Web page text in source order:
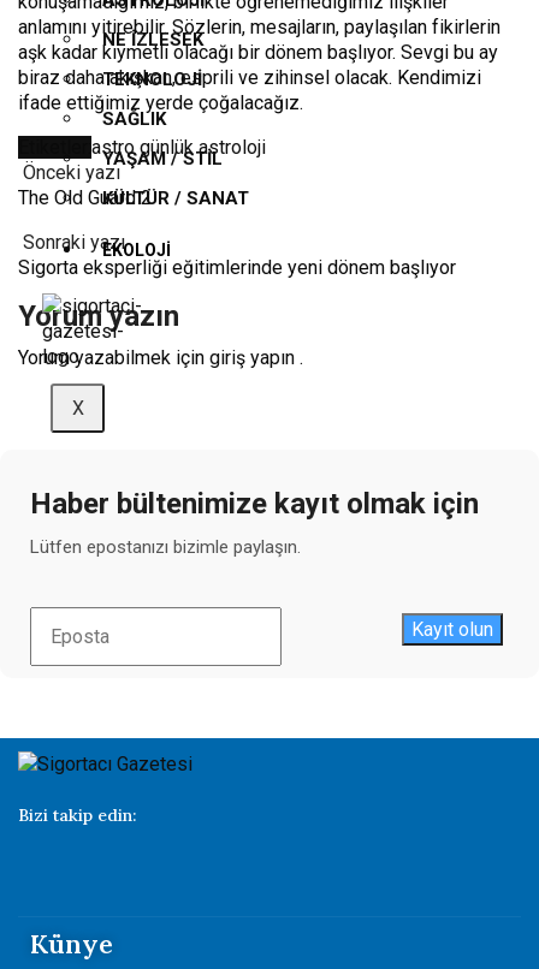
NE İZLESEK
TEKNOLOJI
SAĞLIK
YAŞAM / STIL
KÜLTÜR / SANAT
EKOLOJI
X
anlamını yitirebilir. Sözlerin, mesajların, paylaşılan fikirlerin
aşk kadar kıymetli olacağı bir dönem başlıyor. Sevgi bu ay
biraz daha akışkan, esprili ve zihinsel olacak. Kendimizi
ifade ettiğimiz yerde çoğalacağız.
astro günlük astroloji
Önceki yazı
The Old Guard 2
Sonraki yazı
Sigorta eksperliği eğitimlerinde yeni dönem başlıyor
Yorum yazın
Yorum yazabilmek için giriş yapın .
Haber bültenimize kayıt olmak için
Lütfen epostanızı bizimle paylaşın.
Kayıt olun
Bizi takip edin:
Künye